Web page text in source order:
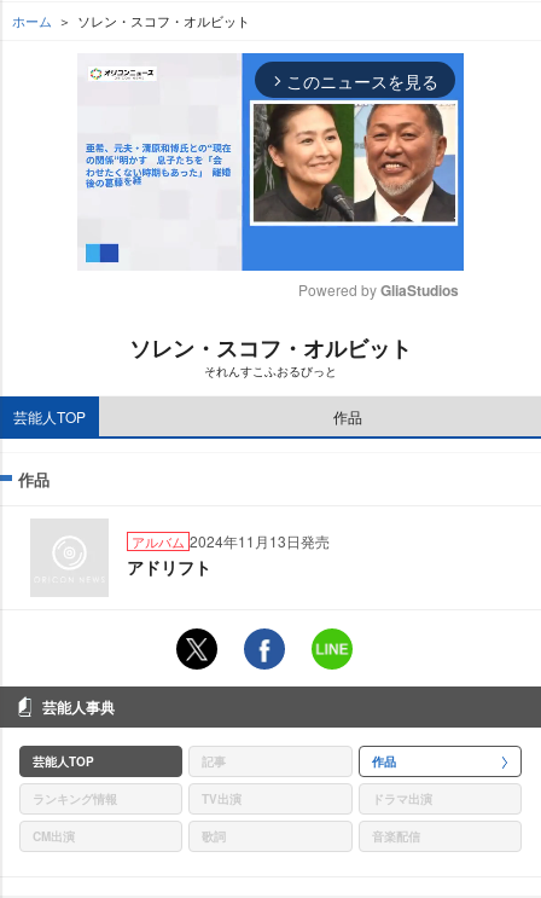
ホーム ソレン・スコフ・オルビット
arrow_forward_ios このニュースを見る
u
Powered by GliaStudios
ソレン・スコフ・オルビット
それんすこふおるびっと
芸能人TOP 作品
作品
アルバム 2024年11月13日発売
アドリフト
芸能人事典
芸能人TOP 記事 作品
ランキング情報 TV出演 ドラマ出演
CM出演 歌詞 音楽配信